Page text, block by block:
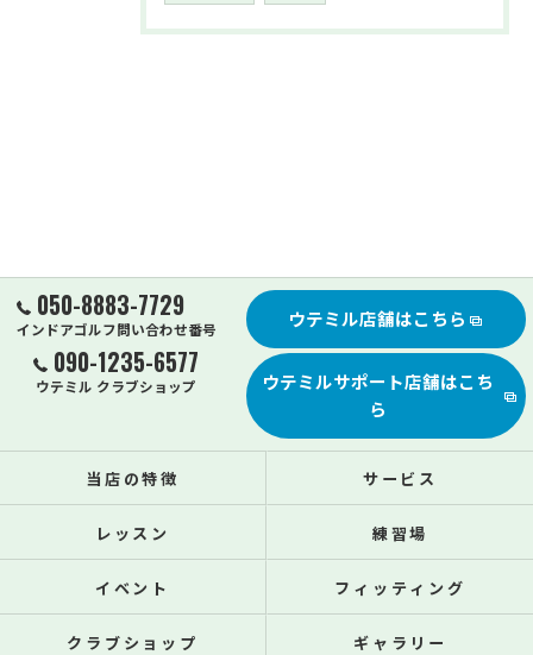
050-8883-7729
インドアゴルフ問い合わせ番号
090-1235-6577
ウテミル クラブショップ
ウテミル店舗はこちら
ウテミルサポート店舗はこち
ら
当店の特徴 サービス
レッスン 練習場
イベント フィッティング
クラブショップ ギャラリー